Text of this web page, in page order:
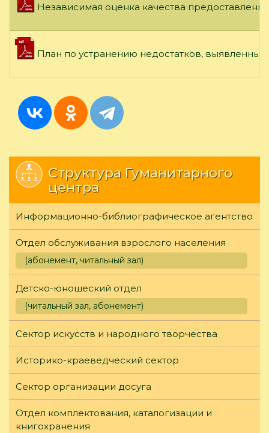
Независимая оценка качества предоставления
План по устранению недостатков,
Структура Гуманитарного
центра
Информационно-библиографическое агентство
Отдел обслуживания взрослого населения
(абонемент, читальный зал)
Детско-юношеский отдел
(читальный зал, абонемент)
Сектор искусств и народного творчества
Историко-краеведческий сектор
Сектор организации досуга
Отдел комплектования, каталогизации и
книгохранения